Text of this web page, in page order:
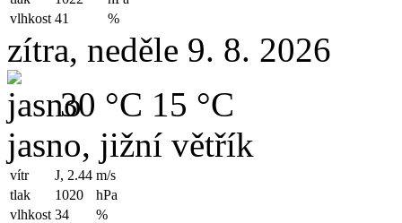
vlhkost 41 %
zítra, neděle 9. 8. 2026
30 °C 15 °C
jasno, jižní větřík
vítr J, 2.44 m/s
tlak
1020
hPa
vlhkost 34 %